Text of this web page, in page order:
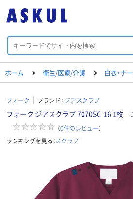
ホーム 衛生/医療/介護 白衣・ナ
フォーク ブランド： ジアスクラブ
フォーク ジアスクラブ 7070SC-16 1枚
（0件のレビュー）
ランキングを見る：スクラブ